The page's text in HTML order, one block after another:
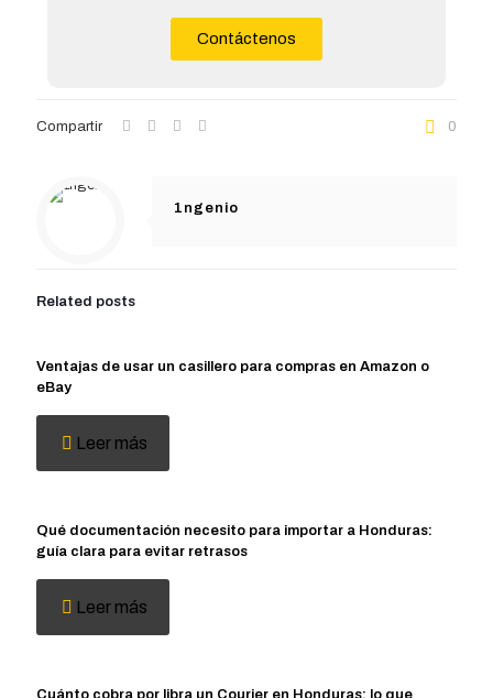
Contáctenos
Compartir 0
1ngenio
Related posts
Ventajas de usar un casillero para compras en Amazon o
eBay
Leer más
Qué documentación necesito para importar a Honduras:
guía clara para evitar retrasos
Leer más
Cuánto cobra por libra un Courier en Honduras: lo que